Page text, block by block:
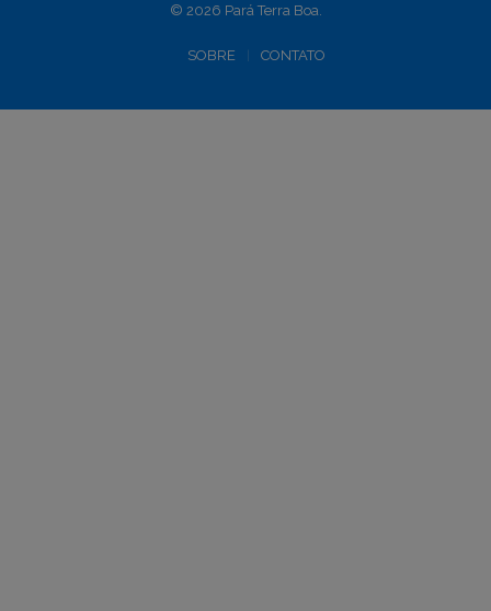
© 2026 Pará Terra Boa.
SOBRE CONTATO